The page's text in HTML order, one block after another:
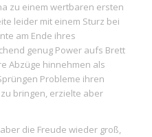
zu einem wertbaren ersten
leider mit einem Sturz bei
am Ende ihres
genug Power aufs Brett
Abzüge hinnehmen als
Probleme ihren
bringen, erzielte aber
die Freude wieder groß,